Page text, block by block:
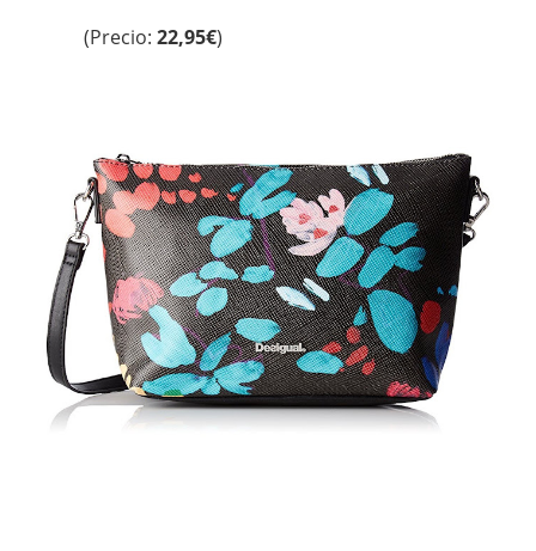
(Precio: 22,95€)